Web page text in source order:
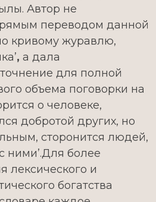
Автор не
переводом данной
кривому журавлю,
, а дала
для полной
объема поговорки на
о человеке,
добротой других, но
сторонится людей,
ними’.Для более
лексического и
богатства